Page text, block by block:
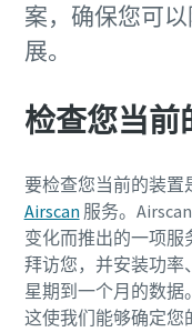
案，确保您可
展。
检查您当前
要检查您当前的装置
Airscan 服务。
变化而推出的一项服
拜访您，并安装功率
星期到一个月的数据
这使我们能够确定您